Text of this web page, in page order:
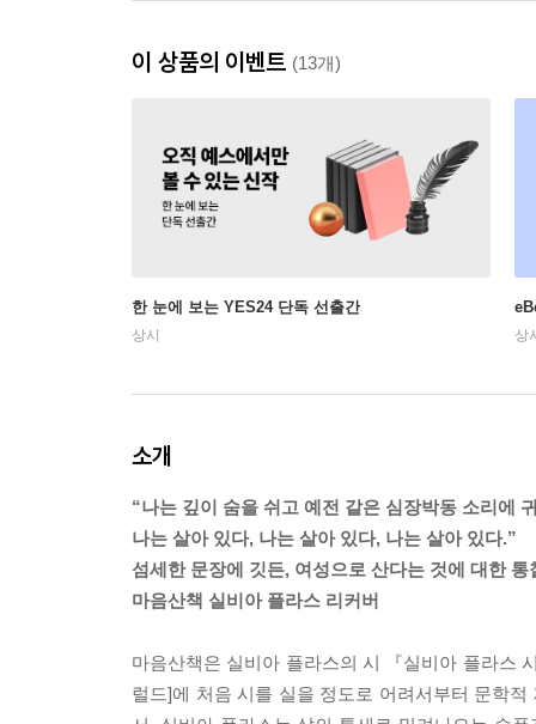
이 상품의 이벤트 (13개)
한 눈에 보는 YES24 단독 선출간
상시 상
소개
“나는 깊이 숨을 쉬고 예전 같은 심장박동 소리에
나는 살아 있다, 나는 살아 있다, 나는 살아 있다.”
섬세한 문장에 깃든, 여성으로 산다는 것에 대한 통
마음산책 실비아 플라스 리커버
마음산책은 실비아 플라스의 시 『실비아 플라스
럴드]에 처음 시를 실을 정도로 어려서부터 문학